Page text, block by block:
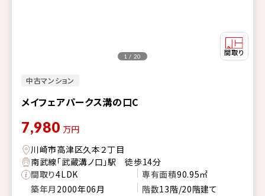
中古マンション
メイフェアパークス溝の口C
1 / 20
7,980 万円
川崎市高津区久本２丁目
南武線「武蔵溝ノ口」駅 徒歩14分
間取り4LDK 専有面積90.95㎡
築年月 2000年06月 階数13階/20階建て